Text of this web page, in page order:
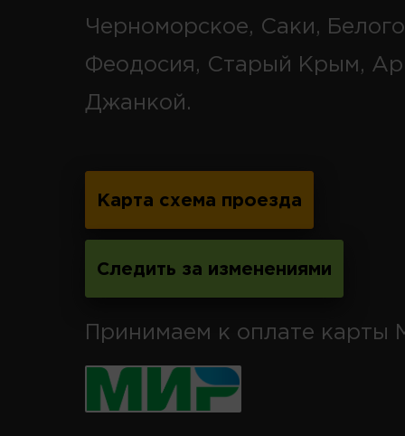
Черноморское, Саки,
Феодосия, Старый Крым,
Джанкой.
Карта схема проезда
Следить за изменениями
Принимаем к оплате карты